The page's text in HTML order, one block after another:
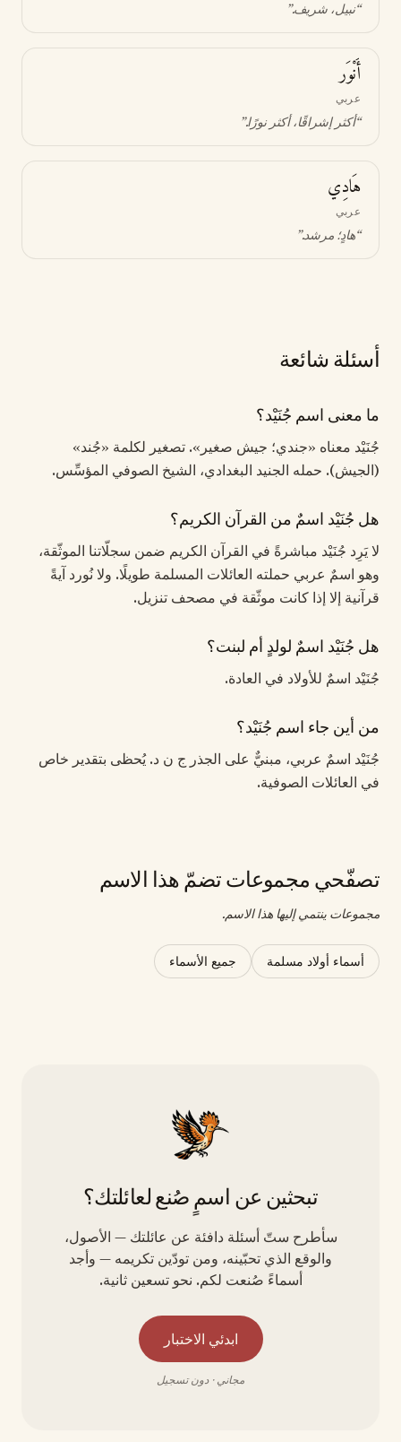
“نبيل، شريف.”
أَنْوَر
عربي
“أكثر إشراقًا، أكثر نورًا.”
هَادِي
عربي
“هادٍ؛ مرشد.”
أسئلة شائعة
ما معنى اسم جُنَيْد؟
جُنَيْد معناه «جندي؛ جيش صغير». تصغير لكلمة «جُند»
(الجيش). حمله الجنيد البغدادي، الشيخ الصوفي المؤسِّس.
هل جُنَيْد اسمٌ من القرآن الكريم؟
لا يَرِد جُنَيْد مباشرةً في القرآن الكريم ضمن سجلّاتنا الموثّقة،
وهو اسمٌ عربي حملته العائلات المسلمة طويلًا. ولا نُورد آيةً
قرآنية إلا إذا كانت موثّقة في مصحف تنزيل.
هل جُنَيْد اسمٌ لولدٍ أم لبنت؟
جُنَيْد اسمٌ للأولاد في العادة.
من أين جاء اسم جُنَيْد؟
جُنَيْد اسمٌ عربي، مبنيٌّ على الجذر ج ن د. يُحظى بتقدير خاص
في العائلات الصوفية.
تصفّحي مجموعات تضمّ هذا الاسم
مجموعات ينتمي إليها هذا الاسم.
أسماء أولاد مسلمة جميع الأسماء
تبحثين عن اسمٍ صُنع لعائلتك؟
سأطرح ستّ أسئلة دافئة عن عائلتك — الأصول،
والوقع الذي تحبّينه، ومن تودّين تكريمه — وأجد
أسماءً صُنعت لكم. نحو تسعين ثانية.
ابدئي الاختبار
مجاني · دون تسجيل